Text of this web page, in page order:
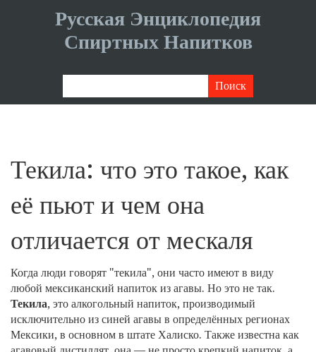
Русская Энциклопедия
Спиртных Напитков
Текила: что это такое, как
её пьют и чем она
отличается от мескаля
Когда люди говорят "текила", они часто имеют в виду
любой мексиканский напиток из агавы. Но это не так.
Текила, это алкогольный напиток, производимый
исключительно из синей агавы в определённых регионах
Мексики, в основном в штате Халиско. Также известна как